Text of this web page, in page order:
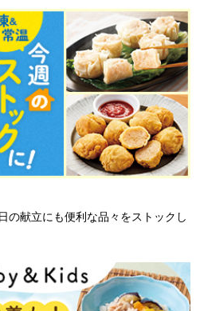
の献立にも便利な品々をストックし